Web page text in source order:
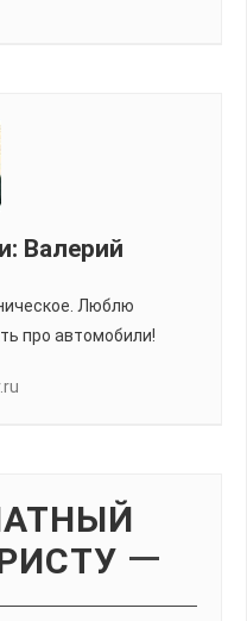
Валерий
Люблю
про автомобили!